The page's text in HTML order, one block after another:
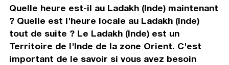
Quelle heure est-il au Ladakh (Inde) maintenant
? Quelle est l'heure locale au Ladakh (Inde)
tout de suite ? Le Ladakh (Inde) est un
Territoire de l'Inde de la zone Orient. C'est
important de le savoir si vous avez besoin